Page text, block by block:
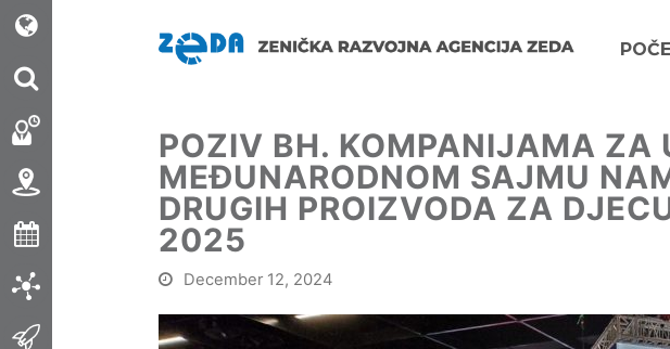
POZIV BH. KOMPANIJAMA ZA
MEĐUNARODNOM SAJMU
DRUGIH PROIZVODA ZA
2025
December 12, 2024